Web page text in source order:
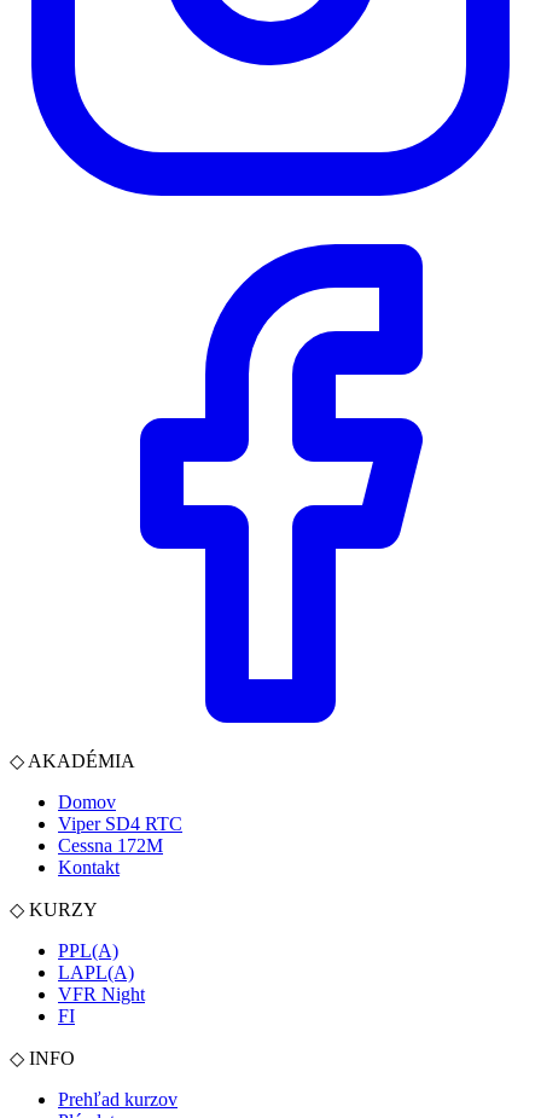
◇ AKADÉMIA
Domov
Viper SD4 RTC
Cessna 172M
Kontakt
◇ KURZY
PPL(A)
LAPL(A)
VFR Night
FI
◇ INFO
Prehľad kurzov